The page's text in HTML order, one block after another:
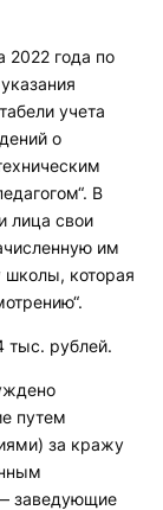
2022 года по
учета
о
В
лица свои
им
школы, которая
тыс. рублей.
путем
за кражу
заведующие